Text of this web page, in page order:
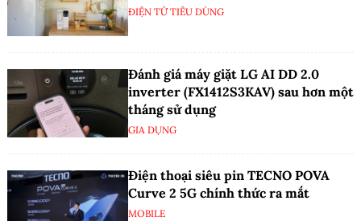
ĐIỆN TỬ TIÊU DÙNG
Đánh giá máy giặt LG AI DD 2.0
inverter (FX1412S3KAV) sau hơn một
tháng sử dụng
GIA DỤNG
Điện thoại siêu pin TECNO POVA
Curve 2 5G chính thức ra mắt
MOBILE